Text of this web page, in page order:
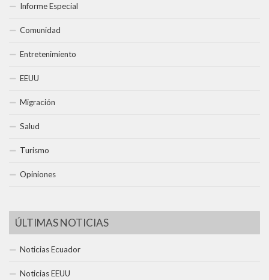
Informe Especial
Comunidad
Entretenimiento
EEUU
Migración
Salud
Turismo
Opiniones
ÚLTIMAS NOTICIAS
Noticias Ecuador
Noticias EEUU